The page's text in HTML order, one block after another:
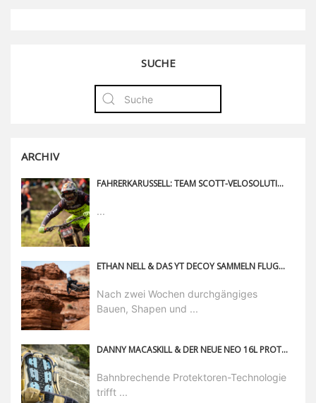
SUCHE
ARCHIV
FAHRERKARUSSELL: TEAM SCOTT-VELOSOLUTIONS
...
ETHAN NELL & DAS YT DECOY SAMMELN FLUGMEILEN IN DER WÜSTE UTAHS
Nach zwei Wochen durchgängiges
Bauen, Shapen und ...
DANNY MACASKILL & DER NEUE NEO 16L PROTEKTOR-RUCKSACK
Bahnbrechende Protektoren-Technologie
trifft ...